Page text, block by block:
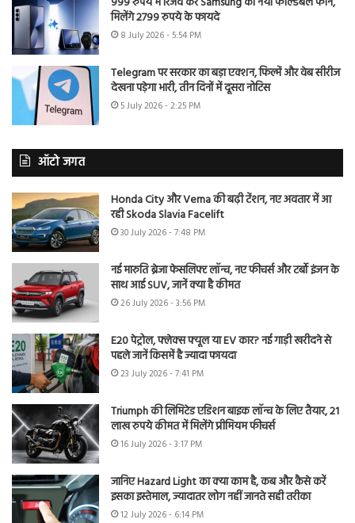
मिलेंगे 2799 रुपये के फायदे
8 July 2026 - 5:54 PM
Telegram पर सरकार का बड़ा एक्शन, फिल्में और वेब सीरीज
देखना पड़ेगा भारी, तीन दिनों में दूसरा नोटिस
5 July 2026 - 2:25 PM
ऑटो जगत
Honda City और Verna की बढ़ी टेंशन, नए अवतार में आ
रही Skoda Slavia Facelift
30 July 2026 - 7:48 PM
नई मारुति ब्रेजा फेसलिफ्ट लॉन्च, नए फीचर्स और टर्बो इंजन के
साथ आई SUV, जानें क्या है कीमत
26 July 2026 - 3:56 PM
E20 पेट्रोल, फ्लेक्स फ्यूल या EV कार? नई गाड़ी खरीदने से
पहले जानें किसमें है ज्यादा फायदा
23 July 2026 - 7:41 PM
Triumph की लिमिटेड एडिशन बाइक लॉन्च के लिए तैयार, 21
लाख रुपये कीमत में मिलेंगे प्रीमियम फीचर्स
16 July 2026 - 3:17 PM
जानिए Hazard Light का क्या काम है, कब और कैसे करें
इसका इस्तेमाल, ज्यादातर लोग नहीं जानते सही तरीका
12 July 2026 - 6:14 PM